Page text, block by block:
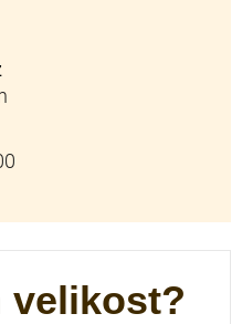
velikost?